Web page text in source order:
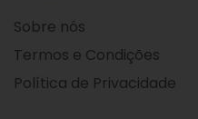
Sobre nós
Termos e Condições
Política de Privacidade